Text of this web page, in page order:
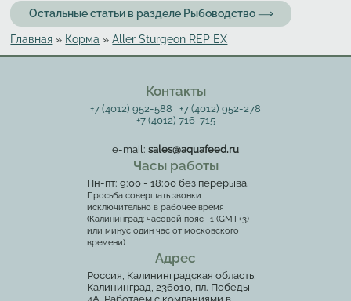
Остальные статьи в разделе Рыбоводство ⟹
Вы здесь
Главная » Корма »Aller Sturgeon REP EX
Контакты
+7 (4012) 952-588
+7 (4012) 952-278
+7 (4012) 716-715
e-mail: sales@aquafeed.ru
Часы работы
Пн-пт: 9:00 - 18:00 без перерыва.
Просьба совершать звонки
исключительно в рабочее время
(Калининград: часовой пояс -1 (GMT+3)
или минус один час от московского
времени)
Адрес
Россия, Калининградская область,
Калининград, 236010, пл. Победы